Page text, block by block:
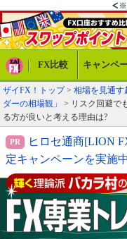
FX比較 キャンペ
ザイFX！トップ> 相場を見通す
ダーの相場観」
> リスク回避で
る方が良いと考える理由は?
ヒロセ通商[LION
定キャンペーンを実施中